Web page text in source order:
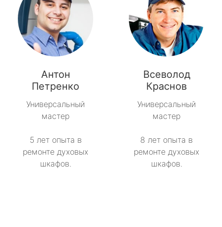
Антон
Петренко
Универсальный
мастер
5 лет опыта в
ремонте духовых
шкафов.
Всеволод
Краснов
Универсальный
мастер
8 лет опыта в
ремонте духовых
шкафов.